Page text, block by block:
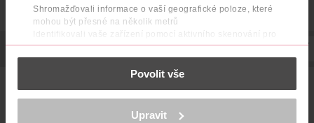
Shromažďovali informace o vaší geografické poloze, které
mohou být přesné na několik metrů
Identifikovali vaše zařízení pomocí aktivního skenování pro
konkrétní charakteristiky (otisk prstu)
Zjistěte více o tom, jak zpracováváme vaše osobní údaje, a nastavte
části s podrobnostmi . Svůj souhlas můžete kdykoliv
K provozu stránek, personalizaci obsahu a reklam, funkcí sociálních
médií, analýze návštěvnosti, které mohou nést osobní údaje.
Povolit vše
Upravit
POPIS POUŽITÍ SLOŽENÍ SKLADOVÁNÍ UPOZORNĚNÍ
poskytovalo účinné čištění a jemnou péči i citlivé pokožce a